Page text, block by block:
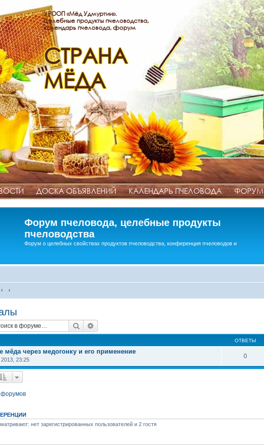
УРООП «Мёд Удмуртии».
Целебные продукты пчеловодства,
календарь пчеловода, форум
СТРАНА
МЁДА
ДОСКА ОБЪЯВЛЕНИЙ КАЛЕНДАРЬ ПЧЕЛОВОДА ФОРУМ
Форум пчеловода, целебные продукты
пчеловодства
Форум о целебных свойствах продуктов пчеловодства, конференция пчеловодов и
Поиск
ОТВЕТЫ
мёда через медогонку и его применение
23:25
0
форумов
нет зарегистрированных пользователей и 2 гостя